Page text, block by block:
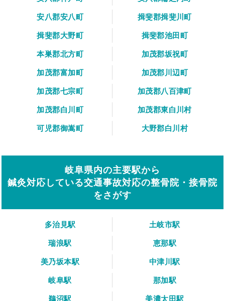
安八郡安八町
揖斐郡揖斐川町
揖斐郡大野町
揖斐郡池田町
本巣郡北方町
加茂郡坂祝町
加茂郡富加町
加茂郡川辺町
加茂郡七宗町
加茂郡八百津町
加茂郡白川町
加茂郡東白川村
可児郡御嵩町
大野郡白川村
岐阜県内の主要駅から
鍼灸対応している交通事故対応の整骨院・接骨院
をさがす
多治見駅
土岐市駅
瑞浪駅
恵那駅
美乃坂本駅
中津川駅
岐阜駅
那加駅
鵜沼駅
美濃太田駅